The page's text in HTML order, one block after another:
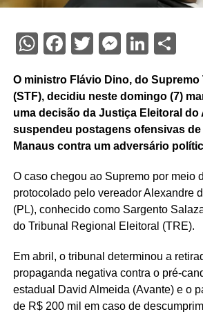
WhatsApp
Facebook
Twitter
O ministro Flávio Dino, do Supremo
(STF), decidiu neste domingo (7)
uma decisão da Justiça Eleitoral do
suspendeu postagens ofensivas
Manaus contra um adversário
O caso chegou ao Supremo por meio
protocolado pelo vereador Alexandre
(PL), conhecido como Sargento
do Tribunal Regional Eleitoral (TRE).
Em abril, o tribunal determinou a
propaganda negativa contra o pré-
estadual David Almeida (Avante) e o
de R$ 200 mil em caso de